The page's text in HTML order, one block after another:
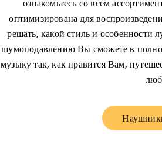
ознакомьтесь со всем
оптимизирована для
решать, какой стиль и особенности
шумоподавлению Вы сможете в
музыку так, как нравится Вам,